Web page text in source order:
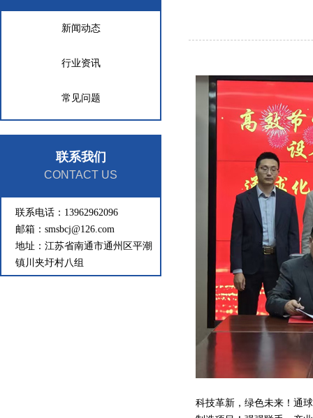
新闻动态
行业资讯
常见问题
联系我们
CONTACT US
联系电话：13962962096
邮箱：smsbcj@126.com
地址：江苏省南通市通州区平潮
镇川夹圩村八组
科技革新，绿色未来！通